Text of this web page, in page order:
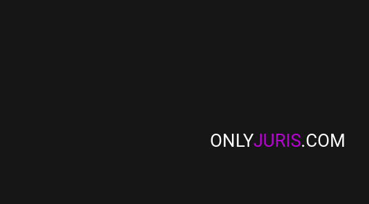
ONLYJURIS.COM